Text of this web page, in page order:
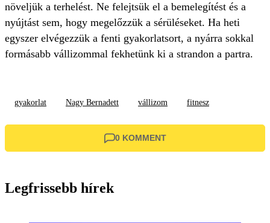
növeljük a terhelést. Ne felejtsük el a bemelegítést és a
nyújtást sem, hogy megelőzzük a sérüléseket. Ha heti
egyszer elvégezzük a fenti gyakorlatsort, a nyárra sokkal
formásabb vállizommal fekhetünk ki a strandon a partra.
gyakorlat Nagy Bernadett vállizom fitnesz
0 KOMMENT
Legfrissebb hírek